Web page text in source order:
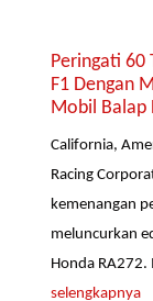
Peringati 60
F1 Dengan
Mobil Balap
California,
Racing
kemenangan
meluncurkan
Honda
selengkapnya